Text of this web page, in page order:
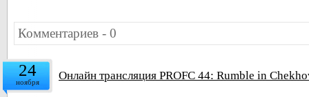
Комментариев - 0
24
ноября Онлайн трансляция PROFC 44: Rumble in